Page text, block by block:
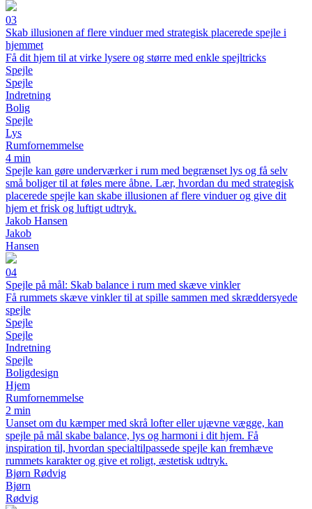
03
Skab illusionen af flere vinduer med strategisk placerede spejle i
hjemmet
Få dit hjem til at virke lysere og større med enkle spejltricks
Spejle
Spejle
Indretning
Bolig
Spejle
Lys
Rumfornemmelse
4 min
Spejle kan gøre underværker i rum med begrænset lys og få selv
små boliger til at føles mere åbne. Lær, hvordan du med strategisk
placerede spejle kan skabe illusionen af flere vinduer og give dit
hjem et frisk og luftigt udtryk.
Jakob Hansen
Jakob
Hansen
04
Spejle på mål: Skab balance i rum med skæve vinkler
Få rummets skæve vinkler til at spille sammen med skræddersyede
spejle
Spejle
Spejle
Indretning
Spejle
Boligdesign
Hjem
Rumfornemmelse
2 min
Uanset om du kæmper med skrå lofter eller ujævne vægge, kan
spejle på mål skabe balance, lys og harmoni i dit hjem. Få
inspiration til, hvordan specialtilpassede spejle kan fremhæve
rummets karakter og give et roligt, æstetisk udtryk.
Bjørn Rødvig
Bjørn
Rødvig